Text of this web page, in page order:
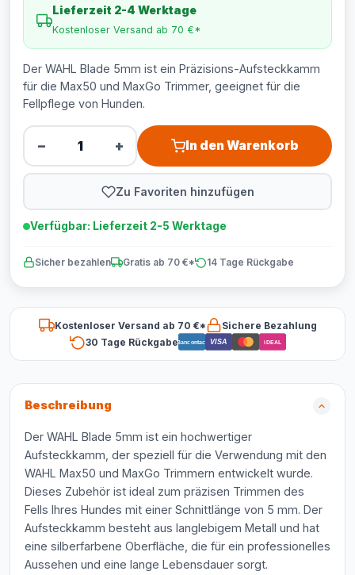
Lieferzeit 2-4 Werktage
Kostenloser Versand ab 70 €*
Der WAHL Blade 5mm ist ein Präzisions-Aufsteckkamm
für die Max50 und MaxGo Trimmer, geeignet für die
Fellpflege von Hunden.
− + In den Warenkorb
Zu Favoriten hinzufügen
Verfügbar: Lieferzeit 2-5 Werktage
Sicher bezahlen Gratis ab 70 €* 14 Tage Rückgabe
Kostenloser Versand ab 70 €*
Sichere Bezahlung
30 Tage RückgabeBancontact VISA iDEAL
Beschreibung
Der WAHL Blade 5mm ist ein hochwertiger
Aufsteckkamm, der speziell für die Verwendung mit den
WAHL Max50 und MaxGo Trimmern entwickelt wurde.
Dieses Zubehör ist ideal zum präzisen Trimmen des
Fells Ihres Hundes mit einer Schnittlänge von 5 mm. Der
Aufsteckkamm besteht aus langlebigem Metall und hat
eine silberfarbene Oberfläche, die für ein professionelles
Aussehen und eine lange Lebensdauer sorgt.